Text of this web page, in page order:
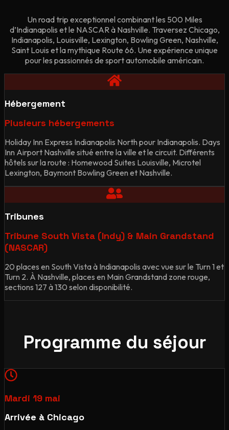
Un road trip exceptionnel combinant les 500 Miles
d’Indianapolis et le NASCAR à Nashville. Traversez Chicago,
Indianapolis, Louisville, Lexington, Bowling Green, Nashville,
Saint Louis et la mythique Route 66. Une expérience unique
pour les passionnés de sport automobile américain.
Hébergement
Plusieurs hébergements
Holiday Inn Express Indianapolis North pour Indianapolis. Days
Inn Airport Nashville situé entre la ville et le circuit. Différents
hôtels sur la route : Homewood Suites Louisville, Microtel
Lexington, Baymont Bowling Green et Nashville.
Tribunes
Tribune South Vista (Indy) & Main Grandstand
(NASCAR)
20 places en South Vista à Indianapolis avec vue sur le Turn 1 et
Turn 2. À Nashville, places en Main Grandstand zone rouge,
sections 127 à 130 selon disponibilité.
Programme du séjour
Mardi 19 mai
Arrivée à Chicago